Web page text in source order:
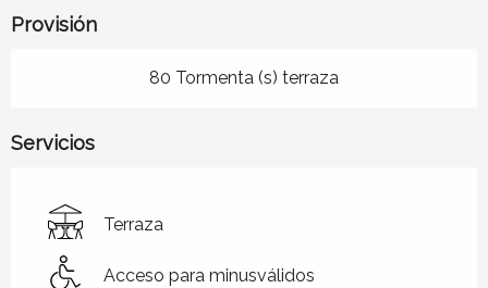
Provisión
80 Tormenta (s) terraza
Servicios
Terraza
Acceso para minusválidos